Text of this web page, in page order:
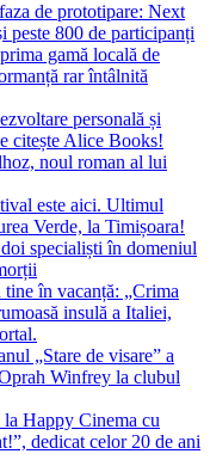
de prototipare: Next
peste 800 de participanți
gamă locală de
rar întâlnită
personală și
citește Alice Books!
noul roman al lui
este aici. Ultimul
Verde, la Timișoara!
specialiști în domeniul
în vacanță: „Crima
insulă a Italiei,
„Stare de visare” a
Winfrey la clubul
Happy Cinema cu
dedicat celor 20 de ani